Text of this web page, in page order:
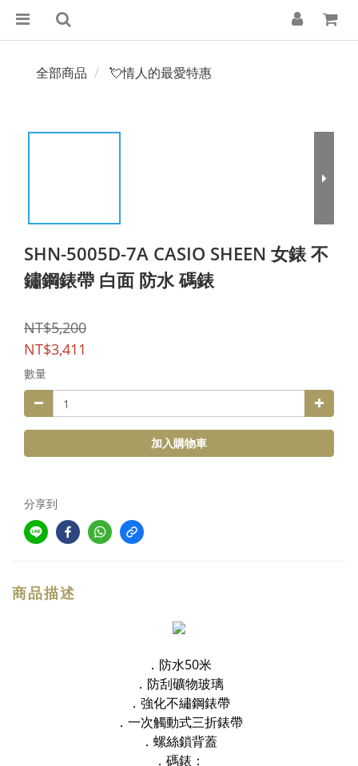
全部商品 💘情人的最愛特惠
SHN-5005D-7A CASIO SHEEN 女錶 不
鏽鋼錶帶 白面 防水 碼錶
NT$5,200
NT$3,411
數量
加入購物車
分享到
商品描述
．防水50米
．防刮礦物玻璃
．強化不繡鋼錶帶
．一次觸動式三折錶帶
．螺絲鎖背蓋
．碼錶：